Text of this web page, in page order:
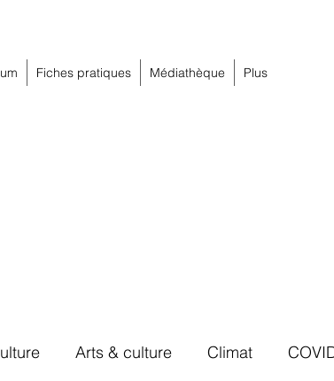
Fiches pratiques Médiathèque Plus
Arts & culture Climat